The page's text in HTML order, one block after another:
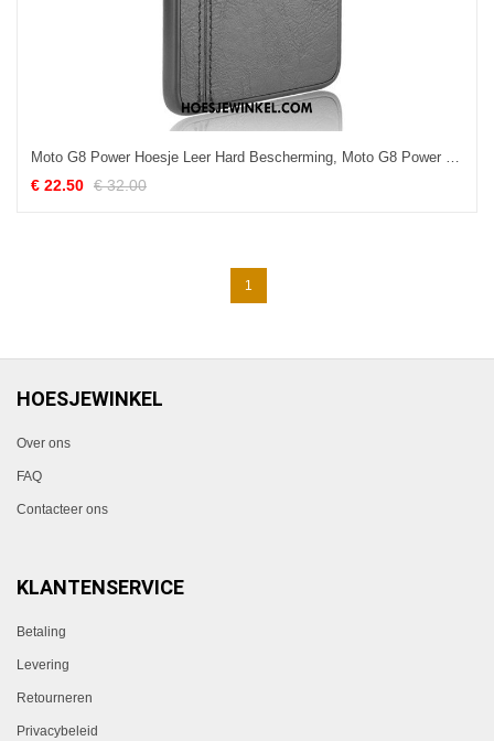
Moto G8 Power Hoesje Leer Hard Bescherming, Moto G8 Power Hoesje Zwart Mobiele Telefoon
€ 22.50 € 32.00
1
HOESJEWINKEL
Over ons
FAQ
Contacteer ons
KLANTENSERVICE
Betaling
Levering
Retourneren
Privacybeleid